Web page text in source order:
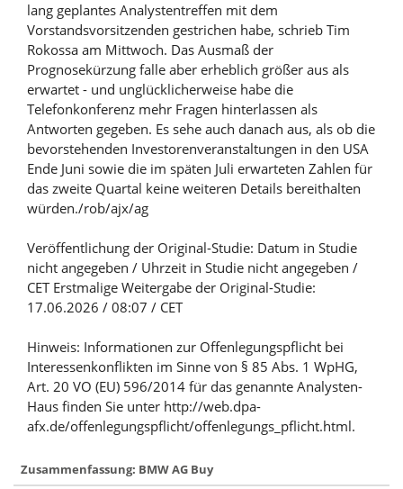
lang geplantes Analystentreffen mit dem
Vorstandsvorsitzenden gestrichen habe, schrieb Tim
Rokossa am Mittwoch. Das Ausmaß der
Prognosekürzung falle aber erheblich größer aus als
erwartet - und unglücklicherweise habe die
Telefonkonferenz mehr Fragen hinterlassen als
Antworten gegeben. Es sehe auch danach aus, als ob die
bevorstehenden Investorenveranstaltungen in den USA
Ende Juni sowie die im späten Juli erwarteten Zahlen für
das zweite Quartal keine weiteren Details bereithalten
würden./rob/ajx/ag
Veröffentlichung der Original-Studie: Datum in Studie
nicht angegeben / Uhrzeit in Studie nicht angegeben /
CET Erstmalige Weitergabe der Original-Studie:
17.06.2026 / 08:07 / CET
Hinweis: Informationen zur Offenlegungspflicht bei
Interessenkonflikten im Sinne von § 85 Abs. 1 WpHG,
Art. 20 VO (EU) 596/2014 für das genannte Analysten-
Haus finden Sie unter http://web.dpa-
afx.de/offenlegungspflicht/offenlegungs_pflicht.html.
Zusammenfassung: BMW AG Buy